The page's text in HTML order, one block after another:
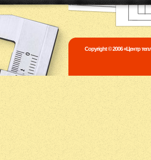
Copyright © 2006 «Центр